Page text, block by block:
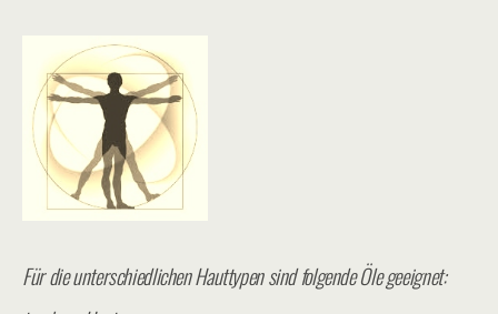
Für die unterschiedlichen Hauttypen sind folgende Öle geeignet: